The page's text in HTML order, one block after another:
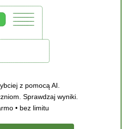
z pomocą AI.
Sprawdzaj wyniki.
• bez limitu